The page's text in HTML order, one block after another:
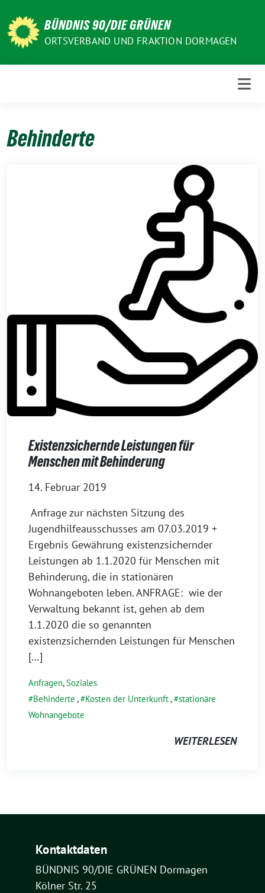
zum
Inhalt
BÜNDNIS 90/DIE GRÜNEN
ORTSVERBAND UND FRAKTION DORMAGEN
Behinderte
Existenzsichernde Leistungen für
Menschen mit Behinderung
14. Februar 2019
Anfrage zur nächsten Sitzung des
Jugendhilfeausschusses am 07.03.2019 +
Ergebnis Gewährung existenzsichernder
Leistungen ab 1.1.2020 für Menschen mit
Behinderung, die in stationären
Wohnangeboten leben. ANFRAGE: wie der
Verwaltung bekannt ist, gehen ab dem
1.1.2020 die so genannten
existenzsichernden Leistungen für Menschen
[…]
Anfragen,Soziales
Behinderte , Kosten der Unterkunft, stationäre
Wohnangebote
WEITERLESEN
Kontaktdaten
BÜNDNIS 90/DIE GRÜNEN Dormagen
Kölner Str. 25